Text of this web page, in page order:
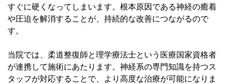
すぐに硬くなってしまいます。根本原因である神経の癒着
や圧迫を解消することが、持続的な改善につながるので
す。
当院では、柔道整復師と理学療法士という医療国家資格者
が連携して施術にあたります。神経系の専門知識を持つス
タッフが対応することで、より高度な治療が可能になりま